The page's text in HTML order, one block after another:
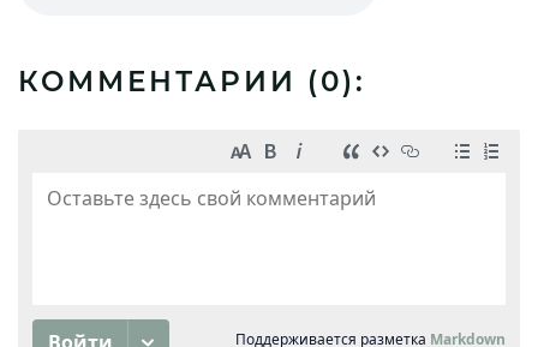
КОММЕНТАРИИ (0):